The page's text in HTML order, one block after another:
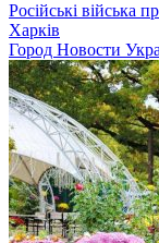
Російські війська
Харків
Город Новости